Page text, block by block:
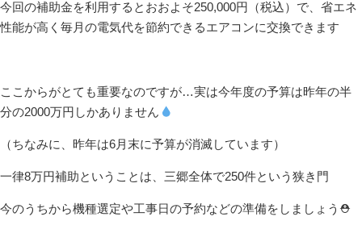
今回の補助金を利用するとおおよそ250,000円（税込）で、省エネ
性能が高く毎月の電気代を節約できるエアコンに交換できます
ここからがとても重要なのですが…実は今年度の予算は昨年の半
分の2000万円しかありません
（ちなみに、昨年は6月末に予算が消滅しています）
一律8万円補助ということは、三郷全体で250件という狭き門
今のうちから機種選定や工事日の予約などの準備をしましょう⛑